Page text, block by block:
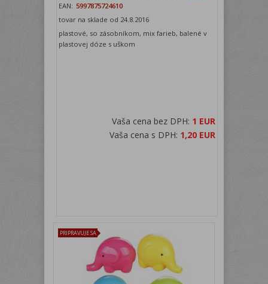
EAN: 5997875724610
tovar na sklade od 24.8.2016
plastové, so zásobníkom, mix farieb, balené v
plastovej dóze s uškom
Vaša cena bez DPH: 1 EUR
Vaša cena s DPH: 1,20 EUR
PRIPRAVUJE SA